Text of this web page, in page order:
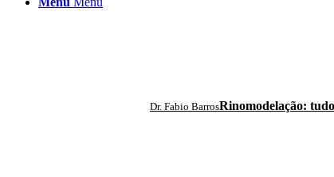
Dr. Fabio BarrosRinomodelação: